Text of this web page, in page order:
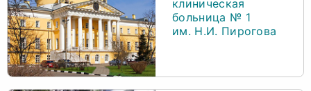
клиническая
больница № 1
им. Н.И. Пирогова